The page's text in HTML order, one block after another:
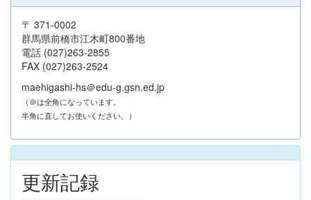
〒 371-0002
群馬県前橋市江木町800番地
電話 (027)263-2855
FAX (027)263-2524
maehigashi-hs＠edu-g.gsn.ed.jp
（＠は全角になっています。
半角に直してお使いください。）
更新記録